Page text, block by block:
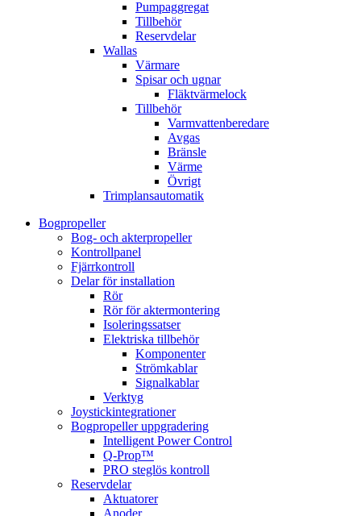
Pumpaggregat
Tillbehör
Reservdelar
Wallas
Värmare
Spisar och ugnar
Fläktvärmelock
Tillbehör
Varmvattenberedare
Avgas
Bränsle
Värme
Övrigt
Trimplansautomatik
Bogpropeller
Bog- och akterpropeller
Kontrollpanel
Fjärrkontroll
Delar för installation
Rör
Rör för aktermontering
Isoleringssatser
Elektriska tillbehör
Komponenter
Strömkablar
Signalkablar
Verktyg
Joystickintegrationer
Bogpropeller uppgradering
Intelligent Power Control
Q-Prop™
PRO steglös kontroll
Reservdelar
Aktuatorer
Anoder